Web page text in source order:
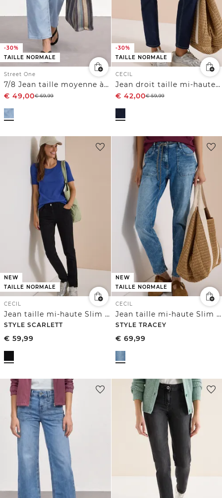
-30%
TAILLE NORMALE
Street One
7/8 Jean taille moyenne à jambes larges, coupe loose
€ 49,00€69,99
-30%
TAILLE NORMALE
CECIL
Jean droit taille mi-haute coupe casual
€ 42,00€59,99
NEW
TAILLE NORMALE
CECIL
Jean taille mi-haute Slim Leg, coupe décontractée
STYLE SCARLETT
€ 59,99
NEW
TAILLE NORMALE
CECIL
Jean taille mi-haute Slim Leg, coupe décontractée
STYLE TRACEY
€ 69,99